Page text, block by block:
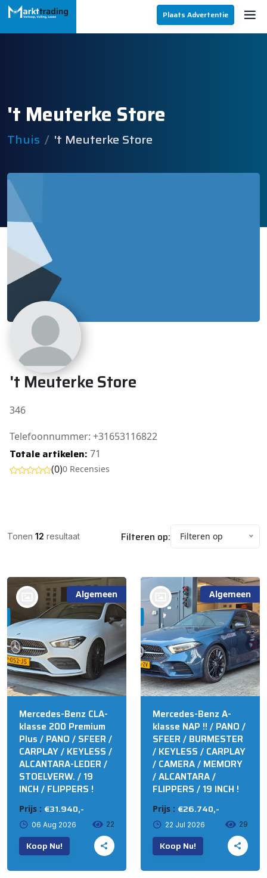
Plaats Advertentie
't Meuterke Store
Thuis 't Meuterke Store
't Meuterke Store
346
Telefoonnummer: +31653116822
Totale artikelen: 71
(0)0 Recensies
Tonen 12 resultaat Filteren op: Filteren op
Algemeen
Mercedes-Benz CLA-
klasse 200 Premium
Plus / PANO / SFEER /
CARPLAY / KEYLESS /
ALCANTARA-LEDER /
STOELVERW. / 19
INCH / FLIPPERS !
Prijs : €31.940,-
06 Aug 2026 22
Koop Nu!
Algemeen
Mercedes-Benz A-
klasse NAP !! / PANO /
SFEER / BURMESTER
/ KEYLESS / CARPLAY
/ CAMERA / MEMORY
/ ALCANTARA /
FLIPPERS / 19 INCH !
Prijs : €26.740,-
22 Jul 2026 29
Koop Nu!